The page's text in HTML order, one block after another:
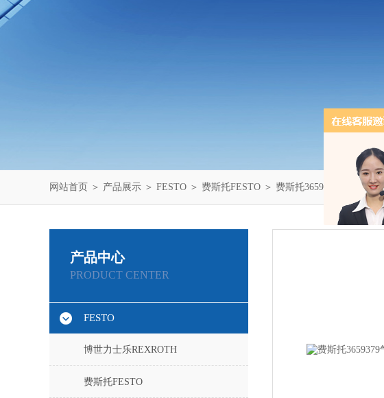
网站首页 ＞ 产品展示 ＞ FESTO ＞ 费斯托FESTO ＞ 费斯托3659379气缸
产品中心
PRODUCT CENTER
FESTO
博世力士乐REXROTH
费斯托FESTO